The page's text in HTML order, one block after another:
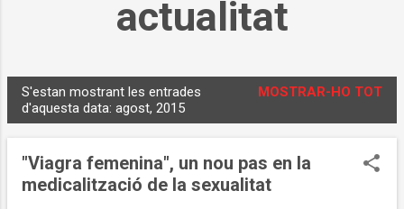
actualitat
n
S'estan mostrant les entrades
d'aquesta data: agost, 2015
MOSTRAR-HO TOT
"Viagra femenina", un nou pas en la
medicalització de la sexualitat